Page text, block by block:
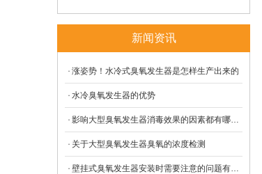
- 手提式臭氧空气消毒机
- 便携式臭氧空气消毒机
- 臭氧消毒柜
- 吸附干燥机
- 曝气盘
新闻资讯
涨姿势！水冷式臭氧发生器是怎样生产出来的
水冷臭氧发生器的优势
影响大型臭氧发生器消毒效果的因素都有哪些？
关于大型臭氧发生器臭氧的浓度检测
壁挂式臭氧发生器安装时需要注意的问题有哪些？